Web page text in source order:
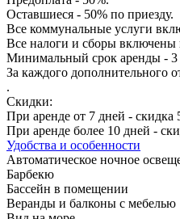
Оставшиеся - 50% по приезду.
Все коммунальные услуги
Все налоги и сборы включены
Минимальный срок аренды - 3
За каждого дополнительного
.
Скидки:
При аренде от 7 дней - скидка
При аренде более 10 дней -
Удобства и особенности
Автоматическое ночное
Барбекю
Бассейн в помещении
Веранды и балконы с мебелью